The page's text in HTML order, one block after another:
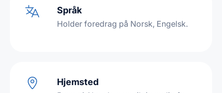
Språk
Holder foredrag på Norsk, Engelsk.
Hjemsted